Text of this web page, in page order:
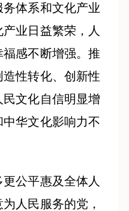
体系和文化产业
业日益繁荣，人
感不断增强。推
性转化、创新性
文化自信明显增
华文化影响力不
公平惠及全体人
人民服务的党，